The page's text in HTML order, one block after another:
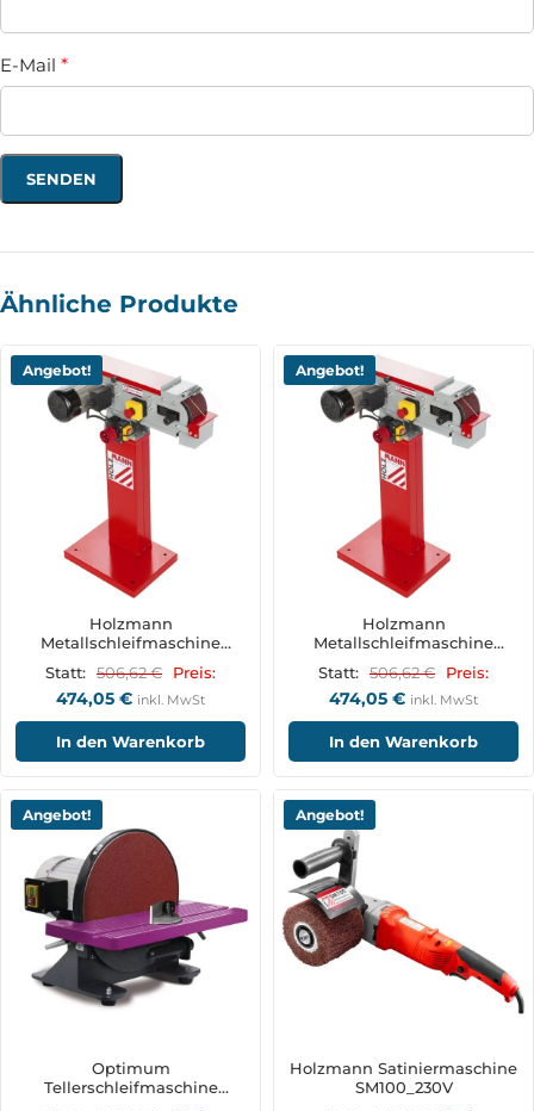
E-Mail *
Ähnliche Produkte
Angebot!
Holzmann
Metallschleifmaschine
Statt: 506,62€ Preis:
474,05 € inkl. MwSt
In den Warenkorb
Angebot!
Holzmann
Metallschleifmaschine
Statt: 506,62€ Preis:
474,05 € inkl. MwSt
In den Warenkorb
Angebot!
Optimum
Tellerschleifmaschine
Angebot!
Holzmann Satiniermaschine
SM100_230V